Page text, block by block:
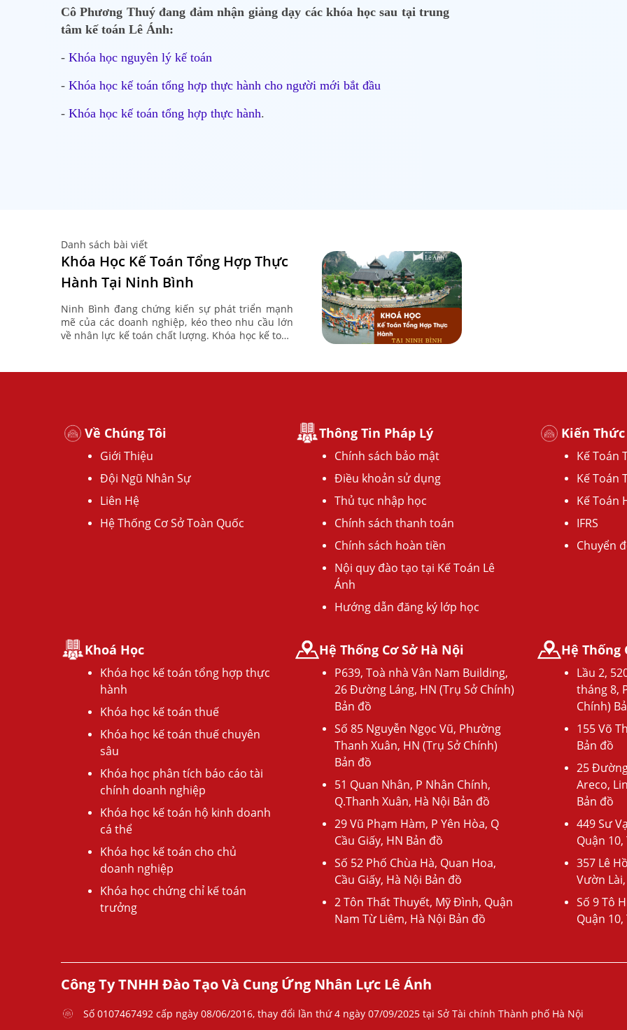
Cô Phương Thuý đang đảm nhận giảng dạy các khóa học sau tại trung
tâm kế toán Lê Ánh:
- Khóa học nguyên lý kế toán
- Khóa học kế toán tổng hợp thực hành cho người mới bắt đầu
- Khóa học kế toán tổng hợp thực hành.
Danh sách bài viết
Khóa Học Kế Toán Tổng Hợp Thực
Hành Tại Ninh Bình
Ninh Bình đang chứng kiến sự phát triển mạnh
mẽ của các doanh nghiệp, kéo theo nhu cầu lớn
về nhân lực kế toán chất lượng. Khóa học kế toán
Về Chúng Tôi
Giới Thiệu
Đội Ngũ Nhân Sự
Liên Hệ
Hệ Thống Cơ Sở Toàn Quốc
Thông Tin Pháp Lý
Chính sách bảo mật
Điều khoản sử dụng
Thủ tục nhập học
Chính sách thanh toán
Chính sách hoàn tiền
Nội quy đào tạo tại Kế Toán Lê
Ánh
Hướng dẫn đăng ký lớp học
Kiến
Kế Toán
Kế Toán
Kế Toán
IFRS
Chuyển
Khoá Học
Khóa học kế toán tổng hợp thực
hành
Khóa học kế toán thuế
Khóa học kế toán thuế chuyên
sâu
Khóa học phân tích báo cáo tài
chính doanh nghiệp
Khóa học kế toán hộ kinh doanh
cá thể
Khóa học kế toán cho chủ
doanh nghiệp
Khóa học chứng chỉ kế toán
trưởng
Hệ Thống Cơ Sở Hà Nội
P639, Toà nhà Vân Nam Building,
26 Đường Láng, HN (Trụ Sở Chính)
Bản đồ
Số 85 Nguyễn Ngọc Vũ, Phường
Thanh Xuân, HN (Trụ Sở Chính)
Bản đồ
51 Quan Nhân, P Nhân Chính,
Q.Thanh Xuân, Hà Nội Bản đồ
29 Vũ Phạm Hàm, P Yên Hòa, Q
Cầu Giấy, HN Bản đồ
Số 52 Phố Chùa Hà, Quan Hoa,
Cầu Giấy, Hà Nội Bản đồ
2 Tôn Thất Thuyết, Mỹ Đình, Quận
Nam Từ Liêm, Hà Nội Bản đồ
Hệ Thống
Lầu 2,
tháng 8,
Chính)
155 Võ
Bản đồ
25
Areco,
Bản đồ
449 Sư
Quận
357 Lê
Vườn
Số 9 Tô
Quận
Công Ty TNHH Đào Tạo Và Cung Ứng Nhân Lực Lê Ánh
Số 0107467492 cấp ngày 08/06/2016, thay đổi lần thứ 4 ngày 07/09/2025 tại Sở Tài chính Thành phố Hà Nội